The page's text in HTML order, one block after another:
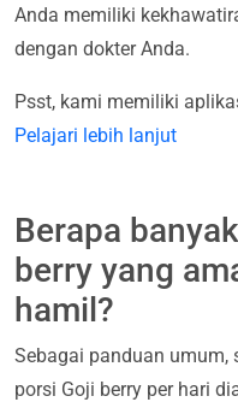
Anda memiliki
dengan dokter Anda.
Psst, kami memiliki
Pelajari lebih lanjut
Berapa
berry yang
hamil?
Sebagai panduan umum,
porsi Goji berry per hari